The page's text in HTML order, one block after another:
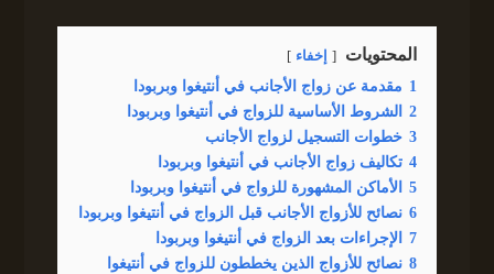
المحتويات إخفاء
1 مقدمة عن زواج الأجانب في أنتيغوا وبربودا
2
الشروط الأساسية للزواج في أنتيغوا وبربودا
3 خطوات التسجيل لزواج الأجانب
4 تكاليف زواج الأجانب في أنتيغوا وبربودا
5
الأماكن المشهورة للزواج في أنتيغوا وبربودا
6 نصائح للأزواج الأجانب قبل الزواج في أنتيغوا وبربودا
7
الإجراءات بعد الزواج في أنتيغوا وبربودا
8 نصائح للأزواج الذين يخططون للزواج في أنتيغوا